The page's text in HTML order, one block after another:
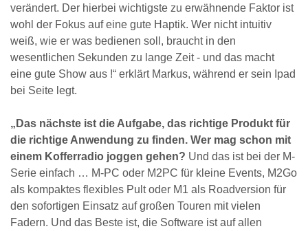
verändert. Der hierbei wichtigste zu erwähnende Faktor ist
wohl der Fokus auf eine gute Haptik. Wer nicht intuitiv
weiß, wie er was bedienen soll, braucht in den
wesentlichen Sekunden zu lange Zeit - und das macht
eine gute Show aus !“ erklärt Markus, während er sein Ipad
bei Seite legt.
„Das nächste ist die Aufgabe, das richtige Produkt für
die richtige Anwendung zu finden. Wer mag schon mit
einem Kofferradio joggen gehen? Und das ist bei der M-
Serie einfach … M-PC oder M2PC für kleine Events, M2Go
als kompaktes flexibles Pult oder M1 als Roadversion für
den sofortigen Einsatz auf großen Touren mit vielen
Fadern. Und das Beste ist, die Software ist auf allen